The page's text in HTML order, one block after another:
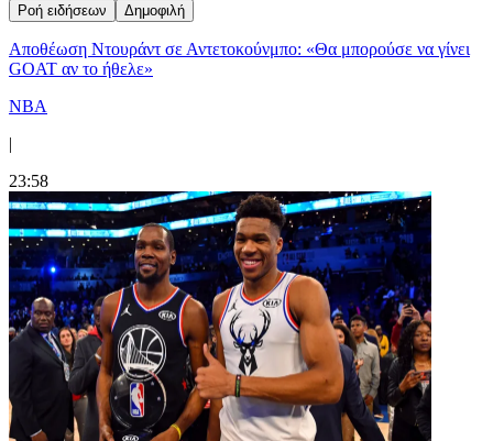
Ροή ειδήσεων Δημοφιλή
Αποθέωση Ντουράντ σε Αντετοκούνμπο: «Θα μπορούσε να γίνει
GOAT αν το ήθελε»
NBA
|
23:58